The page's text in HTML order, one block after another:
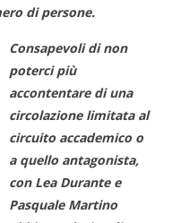
di persone.
Consapevoli di non
poterci più
accontentare di una
circolazione limitata al
circuito accademico o
a quello antagonista,
con Lea Durante e
Pasquale Martino